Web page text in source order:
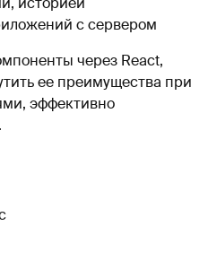
с сервером
через React,
ее преимущества при
эффективно